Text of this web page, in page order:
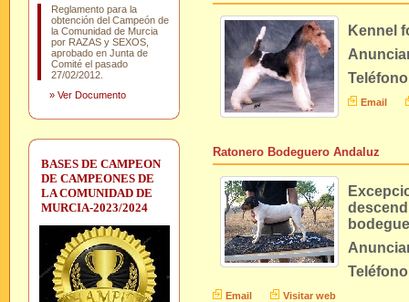
Reglamento para la
obtención del Campeón de
la Comunidad de Murcia
por RAZAS y SEXOS,
aprobado en Junta de
Comité el pasado
27/02/2012.
» Ver Documento
BASES DE CAMPEON
DE CAMPEONES DE
LA COMUNIDAD DE
MURCIA-2023/2024
Kennel
Email
Ratonero Bodeguero Andaluz
Email Visitar web